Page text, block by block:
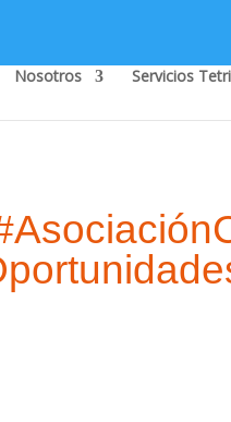
Nosotros Servicios